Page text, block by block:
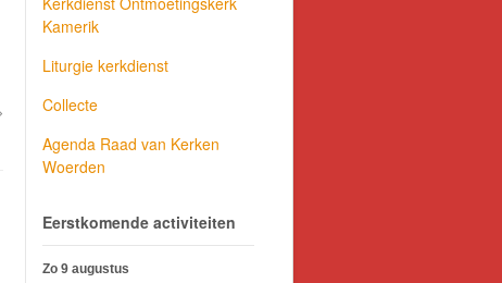
Kamerik
Liturgie kerkdienst
Collecte
Agenda Raad van Kerken
Woerden
Eerstkomende activiteiten
Zo 9 augustus